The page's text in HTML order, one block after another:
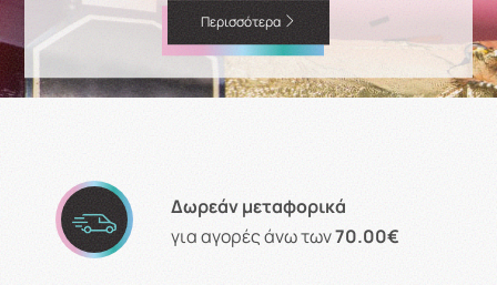
Περισσότερα
Δωρεάν μεταφορικά
για αγορές άνω των70.00€